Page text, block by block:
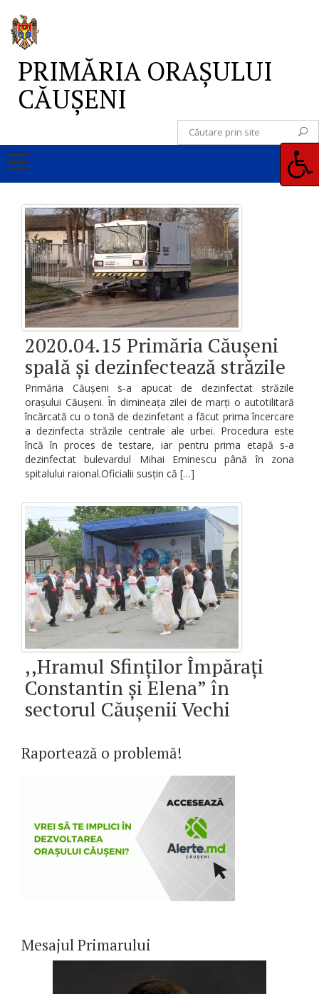
PRIMĂRIA ORAȘULUI
CĂUȘENI
2020.04.15 Primăria Căușeni
spală și dezinfectează străzile
Primăria Căușeni s-a apucat de dezinfectat străzile
orașului Căușeni. În dimineața zilei de marți o autotilitară
încărcată cu o tonă de dezinfetant a făcut prima încercare
a dezinfecta străzile centrale ale urbei. Procedura este
încă în proces de testare, iar pentru prima etapă s-a
dezinfectat bulevardul Mihai Eminescu până în zona
spitalului raional.Oficialii susțin că […]
,,Hramul Sfinților Împărați
Constantin și Elena” în
sectorul Căușenii Vechi
Raportează o problemă!
Mesajul Primarului